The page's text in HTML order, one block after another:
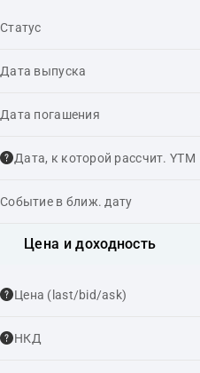
Статус
Дата выпуска
Дата погашения
Дата, к которой рассчит. YTM
Событие в ближ. дату
Цена и доходность
Цена (last/bid/ask)
НКД